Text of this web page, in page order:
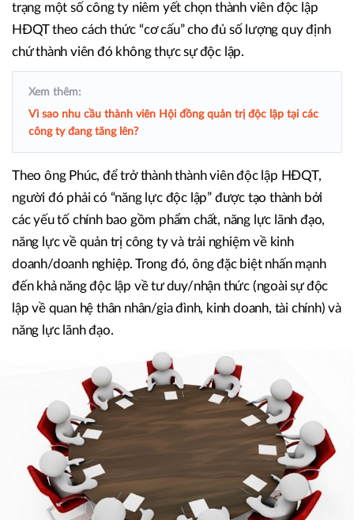
trạng một số công ty niêm yết chọn thành viên độc lập
HĐQT theo cách thức “cơ cấu” cho đủ số lượng quy định
chứ thành viên đó không thực sự độc lập.
Xem thêm:
Vì sao nhu cầu thành viên Hội đồng quản trị độc lập tại các
công ty đang tăng lên?
Theo ông Phúc, để trở thành thành viên độc lập HĐQT,
người đó phải có “năng lực độc lập” được tạo thành bởi
các yếu tố chính bao gồm phẩm chất, năng lực lãnh đạo,
năng lực về quản trị công ty và trải nghiệm về kinh
doanh/doanh nghiệp. Trong đó, ông đặc biệt nhấn mạnh
đến khả năng độc lập về tư duy/nhận thức (ngoài sự độc
lập về quan hệ thân nhân/gia đình, kinh doanh, tài chính) và
năng lực lãnh đạo.